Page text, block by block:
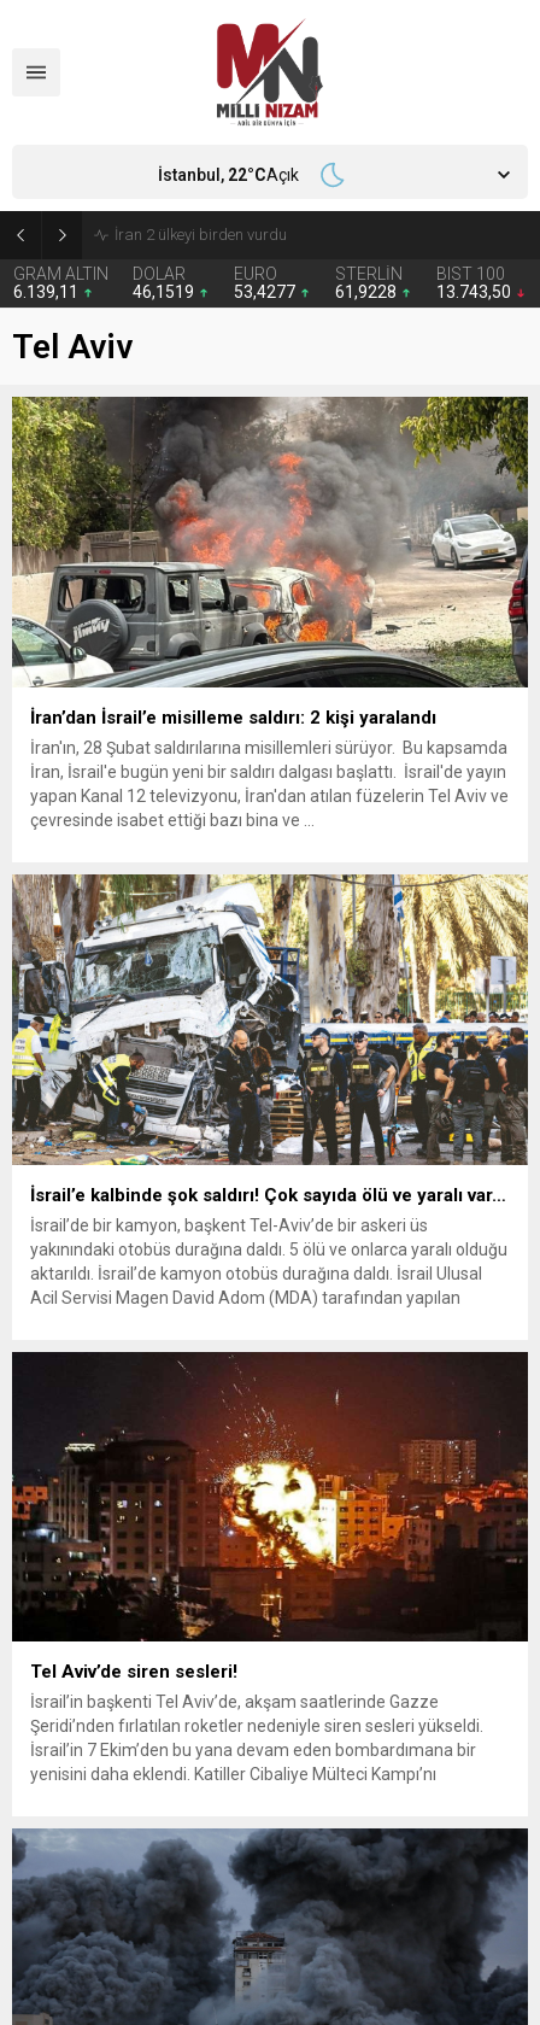
İran 2 ülkeyi birden vurdu
GRAM ALTIN
6.139,11
DOLAR
46,1519
EURO
53,4277
STERLİN
61,9228
BIST 100
13.743,50
İstanbul, 22°CAçık
Tel Aviv
İran’dan İsrail’e misilleme saldırı: 2 kişi yaralandı
İran'ın, 28 Şubat saldırılarına misillemleri sürüyor. Bu kapsamda
İran, İsrail'e bugün yeni bir saldırı dalgası başlattı. İsrail'de yayın
yapan Kanal 12 televizyonu, İran'dan atılan füzelerin Tel Aviv ve
çevresinde isabet ettiği bazı bina ve ...
İsrail’e kalbinde şok saldırı! Çok sayıda ölü ve yaralı var…
İsrail’de bir kamyon, başkent Tel-Aviv’de bir askeri üs
yakınındaki otobüs durağına daldı. 5 ölü ve onlarca yaralı olduğu
aktarıldı. İsrail’de kamyon otobüs durağına daldı. İsrail Ulusal
Acil Servisi Magen David Adom (MDA) tarafından yapılan
Tel Aviv’de siren sesleri!
İsrail’in başkenti Tel Aviv’de, akşam saatlerinde Gazze
Şeridi’nden fırlatılan roketler nedeniyle siren sesleri yükseldi.
İsrail’in 7 Ekim’den bu yana devam eden bombardımana bir
yenisini daha eklendi. Katiller Cibaliye Mülteci Kampı’nı
Aviv’de roket atışları sebebiyle siren...